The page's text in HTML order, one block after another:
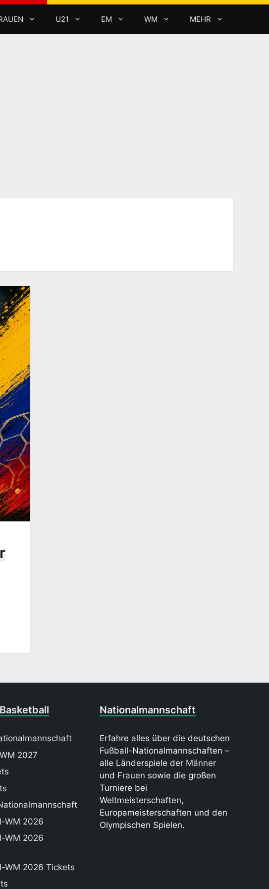
U21 EM WM MEHR
2027
WM 2026
WM 2026
WM 2026 Tickets
Nationalmannschaft
Erfahre alles über die deutschen
Fußball-Nationalmannschaften –
alle Länderspiele der Männer
und Frauen sowie die großen
Turniere bei
Weltmeisterschaften,
Europameisterschaften und den
Olympischen Spielen.